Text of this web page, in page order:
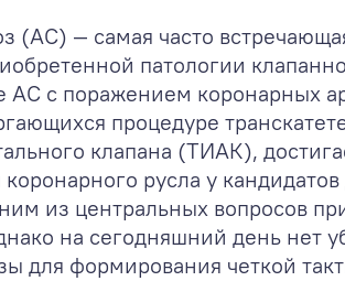
(АС) — самая часто
патологии
АС с поражением коронарных
процедуре
клапана (ТИАК),
русла у
из центральных вопросов
на сегодняшний день нет
для формирования четкой